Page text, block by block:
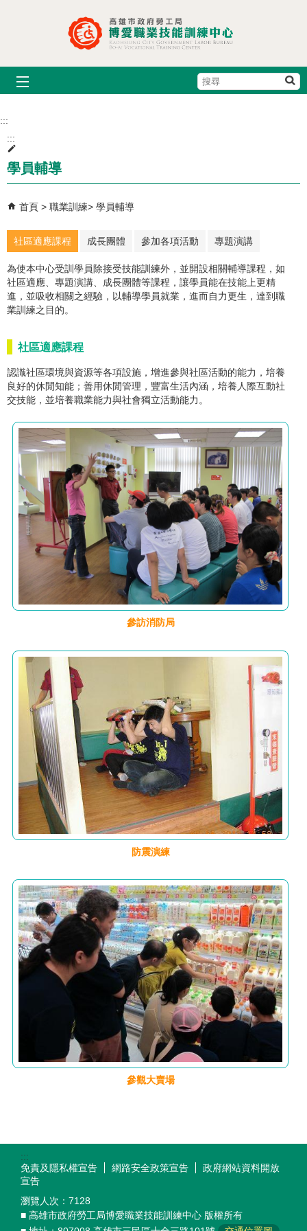
搜
尋
:::
:::
學員輔導
首頁 職業訓練 學員輔導
社區適應課程 成長團體 參加各項活動 專題演講
為使本中心受訓學員除接受技能訓練外，並開設相關輔導課程，如
社區適應、專題演講、成長團體等課程，讓學員能在技能上更精
進，並吸收相關之經驗，以輔導學員就業，進而自力更生，達到職
業訓練之目的。
社區適應課程
認識社區環境與資源等各項設施，增進參與社區活動的能力，培養
良好的休閒知能；善用休閒管理，豐富生活內涵，培養人際互動社
交技能，並培養職業能力與社會獨立活動能力。
參訪消防局
防震演練
參觀大賣場
:::
免責及隱私權宣告
網路安全政策宣告
政府網站資料開放
宣告
瀏覽人次： 7128
■ 高雄市政府勞工局博愛職業技能訓練中心 版權所有